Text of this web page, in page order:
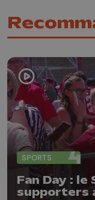
SPORTS
Fan Day :
supporters